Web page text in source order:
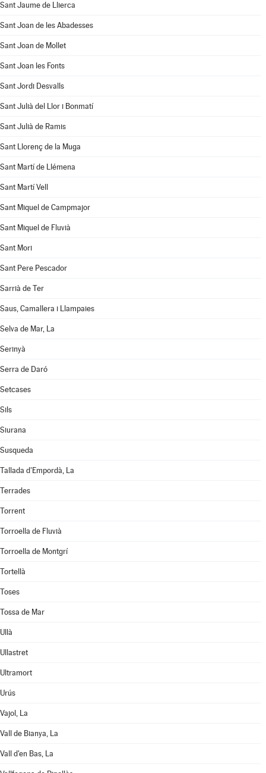
Sant Jaume de Llierca
Sant Joan de les Abadesses
Sant Joan de Mollet
Sant Joan les Fonts
Sant Jordi Desvalls
Sant Julià del Llor i Bonmatí
Sant Julià de Ramis
Sant Llorenç de la Muga
Sant Martí de Llémena
Sant Martí Vell
Sant Miquel de Campmajor
Sant Miquel de Fluvià
Sant Mori
Sant Pere Pescador
Sarrià de Ter
Saus, Camallera i Llampaies
Selva de Mar, La
Serinyà
Serra de Daró
Setcases
Sils
Siurana
Susqueda
Tallada d'Empordà, La
Terrades
Torrent
Torroella de Fluvià
Torroella de Montgrí
Tortellà
Toses
Tossa de Mar
Ullà
Ullastret
Ultramort
Urús
Vajol, La
Vall de Bianya, La
Vall d'en Bas, La